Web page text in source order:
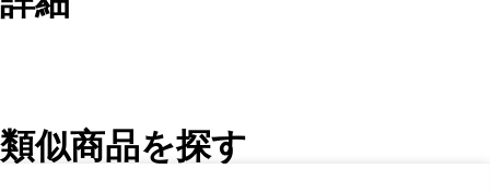
類似商品を探す